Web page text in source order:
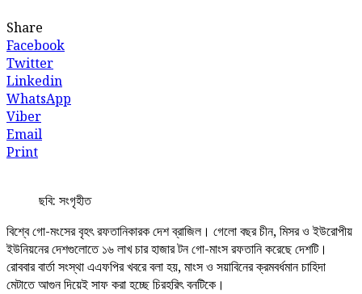
Share
Facebook
Twitter
Linkedin
WhatsApp
Viber
Email
Print
ছবি: সংগৃহীত
বিশ্বে গো-মংসের বৃহৎ রফতানিকারক দেশ ব্রাজিল। গেলো বছর চীন, মিসর ও ইউরোপীয়
ইউনিয়নের দেশগুলোতে ১৬ লাখ চার হাজার টন গো-মাংস রফতানি করেছে দেশটি।
রোববার বার্তা সংস্থা এএফপির খবরে বলা হয়, মাংস ও সয়াবিনের ক্রমবর্ধমান চাহিদা
মেটাতে আগুন দিয়েই সাফ করা হচ্ছে চিরহরিৎ বনটিকে।